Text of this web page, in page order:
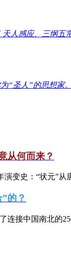
人感应、三纲五
“圣人”的思想家。
从何而来？
演变史：“状元”从
的？
连接中国南北的